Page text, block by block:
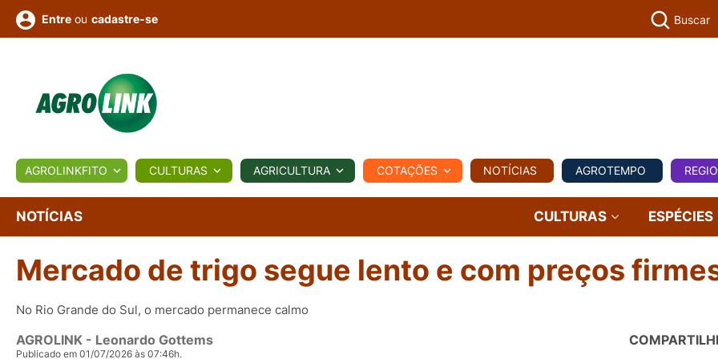
BIOLÓGICOS COTAÇÕES NOTÍCIAS AGROTEMPO REGIONAL COMERCIAL AGROVIAGENS
Conversor Colunistas Eventos
e
Vídeos
Entre ou cadastre-se Buscar
AGROLINKFITO CULTURAS AGRICULTURA COTAÇÕES NOTÍCIAS AGROTEMPO
NOTÍCIAS CULTURAS ESPÉCIES
Mercado de trigo segue lento e com preços
No Rio Grande do Sul, o mercado permanece calmo
AGROLINK - Leonardo Gottems
Publicado em 01/07/2026 às 07:46h.